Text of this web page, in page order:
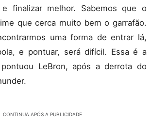
finalizar melhor. Sabemos que o
que cerca muito bem o garrafão.
uma forma de entrar lá,
e pontuar, será difícil. Essa é a
pontuou LeBron, após a derrota do
CONTINUA APÓS A PUBLICIDADE